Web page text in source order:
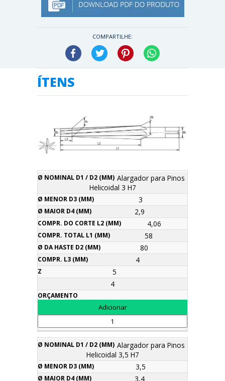
COMPARTILHE:
Facebook Twitter Pinterest
ÍTENS
Ø
Nominal
d1 / d2
(mm)
Ø
Menor
d3
(mm)
Ø
Maior
d4
Compr.
do
corte
L2
(mm)
Compr.
L1
Ø da
d2
Alargador para Pinos
Helicoidal 3 H7
3
2,9
4,06
58
80
4
5
4
Alargador para Pinos
Helicoidal 3,5 H7
3,5
3,4